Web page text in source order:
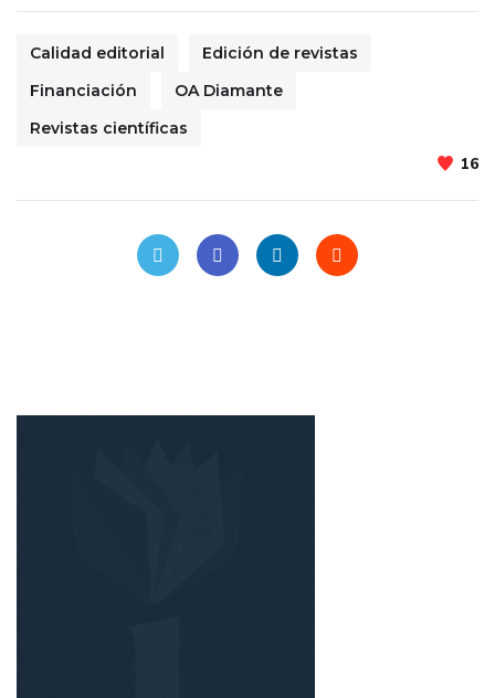
Calidad editorial
Edición de revistas
Financiación
OA Diamante
Revistas científicas
16